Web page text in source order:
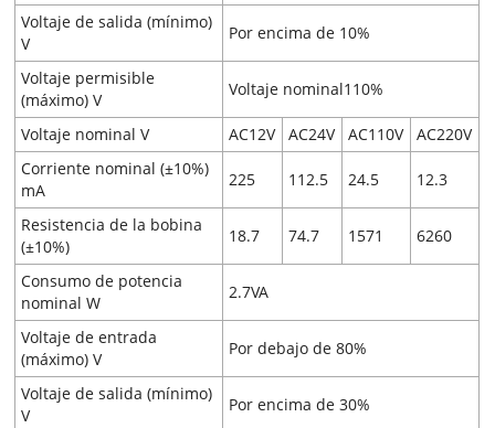
Voltaje de salida (mínimo)
V
Por encima de 10%
Voltaje permisible
(máximo) V
Voltaje nominal110%
Voltaje nominal V AC12V AC24V AC110V
AC220V
Corriente nominal (±10%)
mA
225 112.5 24.5 12.3
Resistencia de la bobina
(±10%)
18.7 74.7 1571 6260
Consumo de potencia
nominal W
2.7VA
Voltaje de entrada
(máximo) V
Por debajo de 80%
Voltaje de salida (mínimo)
V
Por encima de 30%